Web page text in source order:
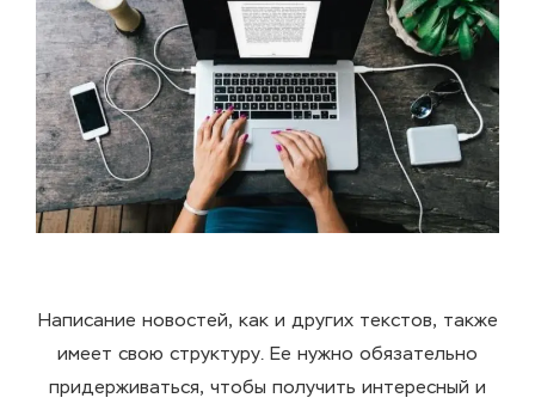
Написание новостей, как и других текстов, также
имеет свою структуру. Ее нужно обязательно
придерживаться, чтобы получить интересный и